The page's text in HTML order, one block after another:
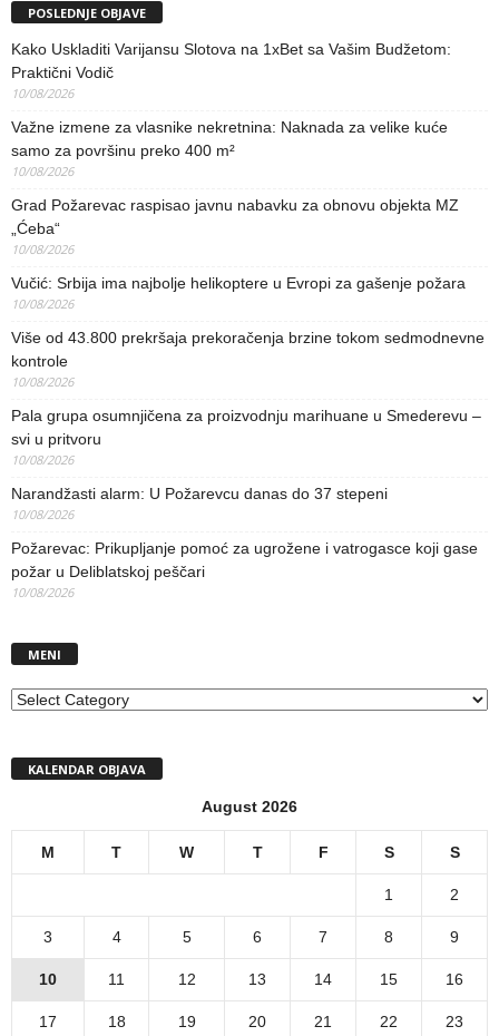
POSLEDNJE OBJAVE
Kako Uskladiti Varijansu Slotova na 1xBet sa Vašim Budžetom:
Praktični Vodič
10/08/2026
Važne izmene za vlasnike nekretnina: Naknada za velike kuće
samo za površinu preko 400 m²
10/08/2026
Grad Požarevac raspisao javnu nabavku za obnovu objekta MZ
„Ćeba“
10/08/2026
Vučić: Srbija ima najbolje helikoptere u Evropi za gašenje požara
10/08/2026
Više od 43.800 prekršaja prekoračenja brzine tokom sedmodnevne
kontrole
10/08/2026
Pala grupa osumnjičena za proizvodnju marihuane u Smederevu –
svi u pritvoru
10/08/2026
Narandžasti alarm: U Požarevcu danas do 37 stepeni
10/08/2026
Požarevac: Prikupljanje pomoć za ugrožene i vatrogasce koji gase
požar u Deliblatskoj peščari
10/08/2026
MENI
MENI
KALENDAR OBJAVA
August 2026
M T W T F S S
1 2
3 4 5 6 7 8 9
10 11 12 13 14 15 16
17 18 19 20 21 22 23